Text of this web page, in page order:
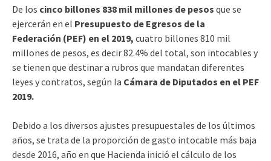
De los cinco billones 838 mil millones de pesos que se
ejercerán en el Presupuesto de Egresos de la
Federación (PEF) en el 2019, cuatro billones 810 mil
millones de pesos, es decir 82.4% del total, son intocables y
se tienen que destinar a rubros que mandatan diferentes
leyes y contratos, según la Cámara de Diputados en el PEF
2019.
Debido a los diversos ajustes presupuestales de los últimos
años, se trata de la proporción de gasto intocable más baja
desde 2016, año en que Hacienda inició el cálculo de los